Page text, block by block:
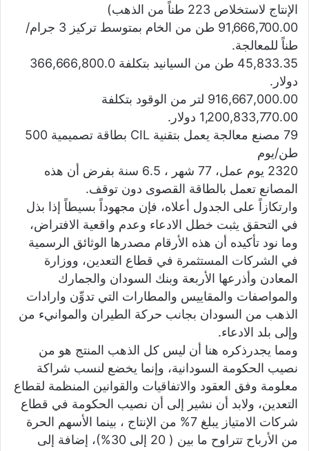
الإنتاج لاستخلاص 223 طناً من الذهب)
91,666,700.00 طن من الخام بمتوسط تركيز 3 جرام/
طناً للمعالجة.
45,833.35 طن من السيانيد بتكلفة 366,666,800.0
دولار.
916,667,000.00 لتر من الوقود بتكلفة
1,200,833,770.00 دولار.
79 مصنع معالجة يعمل بتقنية CIL بطاقة تصميمية 500
طن/يوم
2320 يوم عمل، 77 شهر ، 6.5 سنة بفرض أن هذه
المصانع تعمل بالطاقة القصوى دون توقف.
وارتكازاً على الجدول أعلاه، فإن مجهوداً بسيطاً إذا بذل
في التحقق يثبت خطل الادعاء وعدم واقعية الافتراض،
وما نود تأكيده أن هذه الأرقام مصدرها الوثائق الرسمية
في الشركات المستثمرة في قطاع التعدين، ووزارة
المعادن وأذرعها الأربعة وبنك السودان والجمارك
والمواصفات والمقاييس والمطارات التي تدوِّن وارادات
الذهب من السودان بجانب حركة الطيران والموانيء من
وإلى بلد الادعاء.
ومما يجدرذكره هنا أن ليس كل الذهب المنتج هو من
نصيب الحكومة السودانية، وإنما يخضع لنسب شراكة
معلومة وفق العقود والاتفاقيات والقوانين المنظمة لقطاع
التعدين، ولابد أن نشير إلى أن نصيب الحكومة في قطاع
شركات الامتياز يبلغ 7% من الإنتاج ، بينما الأسهم الحرة
من الأرباح تتراوح ما بين ( 20 إلى 30%)، إضافة إلى